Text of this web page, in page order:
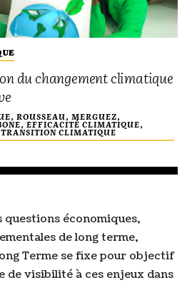
du changement climatique
ROUSSEAU, MERGUEZ,
EFFICACITÉ CLIMATIQUE,
CLIMATIQUE
questions économiques,
de long terme,
Terme se fixe pour objectif
de visibilité à ces enjeux dans